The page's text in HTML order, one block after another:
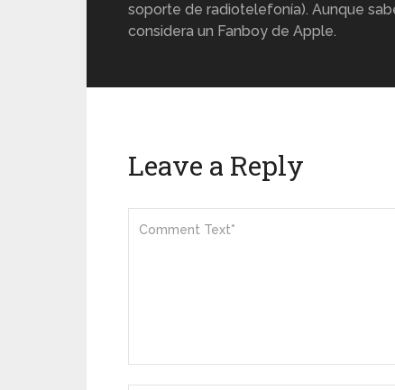
soporte de radiotelefonía). Aunque
considera un Fanboy de Apple.
Leave a Reply